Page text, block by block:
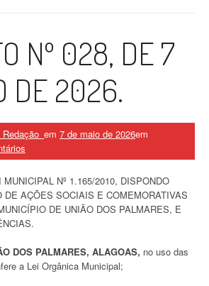
Nº 028, DE 7
DE 2026.
em 7 de maio de 2026em
Nº 1.165/2010, DISPONDO
DE AÇÕES SOCIAIS E COMEMORATIVAS
DE UNIÃO DOS PALMARES, E
DOS PALMARES, ALAGOAS, no uso das
a Lei Orgânica Municipal;